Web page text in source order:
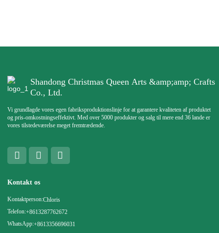
Shandong Christmas Queen Arts &amp;amp; Crafts
Co., Ltd.
Vi grundlagde vores egen fabriksproduktionslinje for at garantere kvaliteten af ​​produktet
og pris-omkostningseffektivt. Med over 5000 produkter og salg til mere end 36 lande er
vores tilstedeværelse meget fremtrædende.
Kontakt os
Kontaktperson:Chloris
Telefon:+8613287762672
WhatsApp:+8613356696031